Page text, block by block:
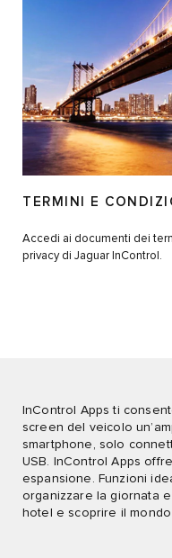
TERMINI E
Accedi ai documenti dei
privacy di Jaguar InControl.
InControl Apps ti
screen del veicolo
smartphone, solo
USB. InControl Apps
espansione. Funzioni
organizzare la giornata
hotel e scoprire il mondo